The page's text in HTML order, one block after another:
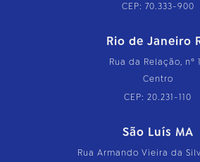
CEP: 70.333-900
Rio de Janeiro
Rua da Relação, nº
Centro
CEP: 20.231-110
São Luís MA
Rua Armando Vieira da